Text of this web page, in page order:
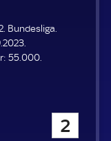
Bundesliga.
Z
55.000.
2